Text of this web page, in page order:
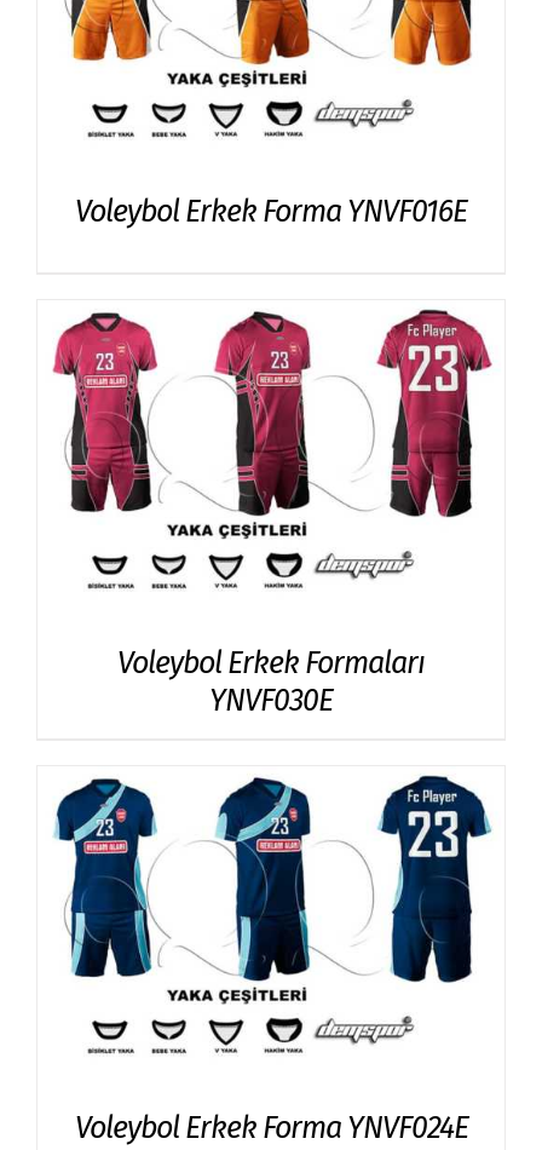
Voleybol Erkek Forma YNVF016E
Voleybol Erkek Formaları
YNVF030E
Voleybol Erkek Forma YNVF024E